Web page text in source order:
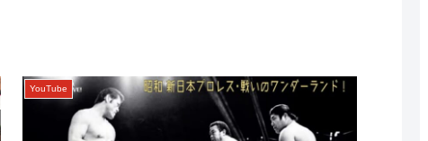
YouTube